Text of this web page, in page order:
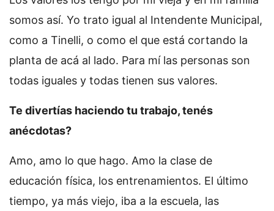
somos así. Yo trato igual al Intendente Municipal,
como a Tinelli, o como el que está cortando la
planta de acá al lado. Para mí las personas son
todas iguales y todas tienen sus valores.
Te divertías haciendo tu trabajo, tenés
anécdotas?
Amo, amo lo que hago. Amo la clase de
educación física, los entrenamientos. El último
tiempo, ya más viejo, iba a la escuela, las